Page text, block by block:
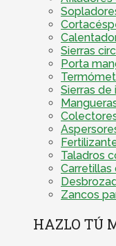
Sierras
Porta
Sierras de
Taladros
Carretillas
Zancos
HAZLO TÚ